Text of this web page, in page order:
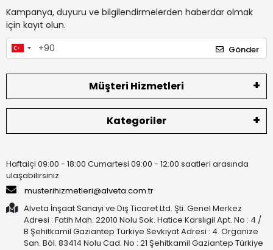
Kampanya, duyuru ve bilgilendirmelerden haberdar olmak
için kayıt olun.
Gönder
Müşteri Hizmetleri
Kategoriler
Haftaiçi 09:00 - 18:00 Cumartesi 09:00 - 12:00 saatleri arasında
ulaşabilirsiniz.
musterihizmetleri@alveta.com.tr
Alveta İnşaat Sanayi ve Dış Ticaret Ltd. Şti. Genel Merkez
Adresi : Fatih Mah. 22010 Nolu Sok. Hatice Karslıgil Apt. No : 4 /
B Şehitkamil Gaziantep Türkiye Sevkiyat Adresi : 4. Organize
San. Böl. 83414 Nolu Cad. No : 21 Şehitkamil Gaziantep Türkiye